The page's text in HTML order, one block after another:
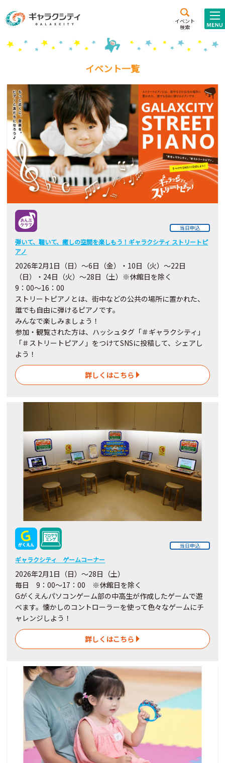
イベント
検索
施設案内
こども
西新井
施設･
施設貸出･団体利用
こどもみーてぃんぐ
Gがくえん
ブランドからのお知らせ
いっしょに創る
イベントレポート
イベント一覧
当日申込
弾いて、聴いて、癒しの空間を楽しもう！ギャラクシティ ストリートピ
アノ
2026年2月1日（日）～6日（金）・10日（火）～22日
（日）・24日（火）～28日（土）※休館日を除く
9：00～16：00
ストリートピアノとは、街中などの公共の場所に置かれた、
誰でも自由に弾けるピアノです。
みんなで楽しみましょう！
参加・観覧された方は、ハッシュタグ「＃ギャラクシティ」
「＃ストリートピアノ」をつけてSNSに投稿して、シェアし
よう！
詳しくはこちら
当日申込
ギャラクシティ ゲームコーナー
2026年2月1日（日）～28日（土）
毎日 9：00～17：00 ※休館日を除く
Gがくえんパソコンゲーム部の中高生が作成したゲームで遊
べます。懐かしのコントローラーを使って色々なゲームにチ
ャレンジしよう！
詳しくはこちら